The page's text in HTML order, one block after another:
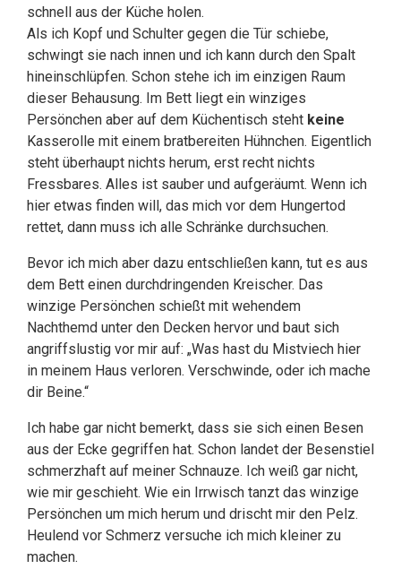
schnell aus der Küche holen.
Als ich Kopf und Schulter gegen die Tür schiebe,
schwingt sie nach innen und ich kann durch den Spalt
hineinschlüpfen. Schon stehe ich im einzigen Raum
dieser Behausung. Im Bett liegt ein winziges
Persönchen aber auf dem Küchentisch steht keine
Kasserolle mit einem bratbereiten Hühnchen. Eigentlich
steht überhaupt nichts herum, erst recht nichts
Fressbares. Alles ist sauber und aufgeräumt. Wenn ich
hier etwas finden will, das mich vor dem Hungertod
rettet, dann muss ich alle Schränke durchsuchen.
Bevor ich mich aber dazu entschließen kann, tut es aus
dem Bett einen durchdringenden Kreischer. Das
winzige Persönchen schießt mit wehendem
Nachthemd unter den Decken hervor und baut sich
angriffslustig vor mir auf: „Was hast du Mistviech hier
in meinem Haus verloren. Verschwinde, oder ich mache
dir Beine.“
Ich habe gar nicht bemerkt, dass sie sich einen Besen
aus der Ecke gegriffen hat. Schon landet der Besenstiel
schmerzhaft auf meiner Schnauze. Ich weiß gar nicht,
wie mir geschieht. Wie ein Irrwisch tanzt das winzige
Persönchen um mich herum und drischt mir den Pelz.
Heulend vor Schmerz versuche ich mich kleiner zu
machen.